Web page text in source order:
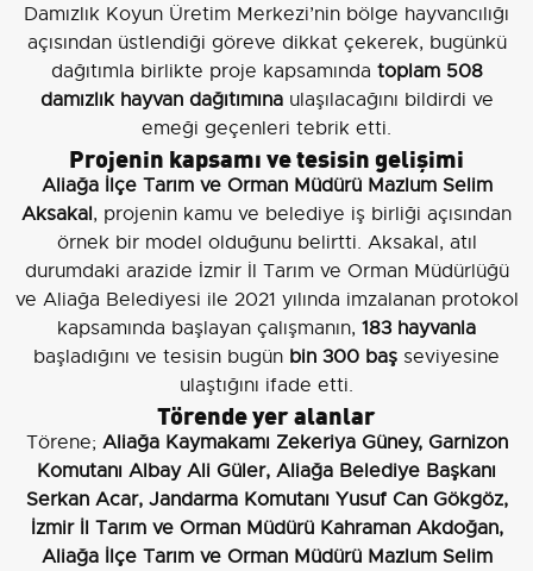
Damızlık Koyun Üretim Merkezi’nin bölge hayvancılığı
açısından üstlendiği göreve dikkat çekerek, bugünkü
dağıtımla birlikte proje kapsamında toplam 508
damızlık hayvan dağıtımınaulaşılacağını bildirdi ve
emeği geçenleri tebrik etti.
Projenin kapsamı ve tesisin gelişimi
Aliağa İlçe Tarım ve Orman Müdürü Mazlum Selim
Aksakal, projenin kamu ve belediye iş birliği açısından
örnek bir model olduğunu belirtti. Aksakal, atıl
durumdaki arazide İzmir İl Tarım ve Orman Müdürlüğü
ve Aliağa Belediyesi ile 2021 yılında imzalanan protokol
kapsamında başlayan çalışmanın, 183 hayvanla
başladığını ve tesisin bugün bin 300 baş seviyesine
ulaştığını ifade etti.
Törende yer alanlar
Törene; Aliağa Kaymakamı Zekeriya Güney, Garnizon
Komutanı Albay Ali Güler, Aliağa Belediye Başkanı
Serkan Acar, Jandarma Komutanı Yusuf Can Gökgöz,
İzmir İl Tarım ve Orman Müdürü Kahraman Akdoğan,
Aliağa İlçe Tarım ve Orman Müdürü Mazlum Selim